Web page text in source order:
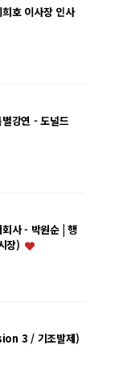
호 이사장 인사
강연 - 도널드
사 - 박원순 | 행
장)
3 / 기조발제)